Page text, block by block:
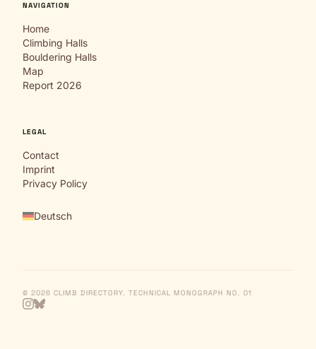
NAVIGATION
Home
Climbing Halls
Bouldering Halls
Map
Report 2026
LEGAL
Contact
Imprint
Privacy Policy
Deutsch
© 2026 CLIMB DIRECTORY. TECHNICAL MONOGRAPH NO. 01